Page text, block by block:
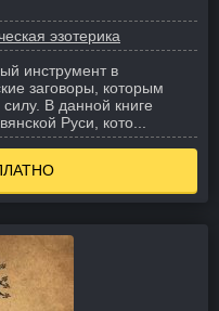
эзотерика
инструмент в
заговоры, которым
В данной книге
Руси, кото...